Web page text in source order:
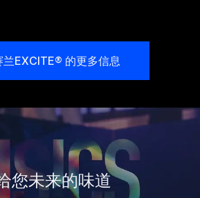
兰EXCITE® 的更多信息
您未来的味道